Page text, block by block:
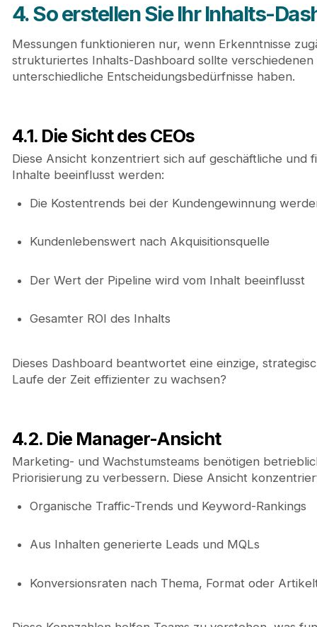
4. So erstellen Sie Ihr Inhalts-
Messungen funktionieren nur, wenn Erkenntnisse
strukturiertes Inhalts-Dashboard sollte
unterschiedliche Entscheidungsbedürfnisse haben.
4.1. Die Sicht des CEOs
Diese Ansicht konzentriert sich auf geschäftliche und
Inhalte beeinflusst werden:
Die Kostentrends bei der Kundengewinnung
Kundenlebenswert nach Akquisitionsquelle
Der Wert der Pipeline wird vom Inhalt beeinflusst
Gesamter ROI des Inhalts
Dieses Dashboard beantwortet eine einzige,
Laufe der Zeit effizienter zu wachsen?
4.2. Die Manager-Ansicht
Marketing- und Wachstumsteams benötigen
Priorisierung zu verbessern. Diese Ansicht
Organische Traffic-Trends und Keyword-Rankings
Aus Inhalten generierte Leads und MQLs
Konversionsraten nach Thema, Format oder